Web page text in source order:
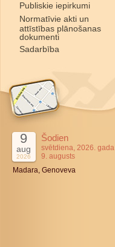
Publiskie iepirkumi
Normatīvie akti un
attīstības plānošanas
dokumenti
Sadarbība
9
aug
2026
Šodien
svētdiena, 2026. gada
9. augusts
Madara, Genoveva